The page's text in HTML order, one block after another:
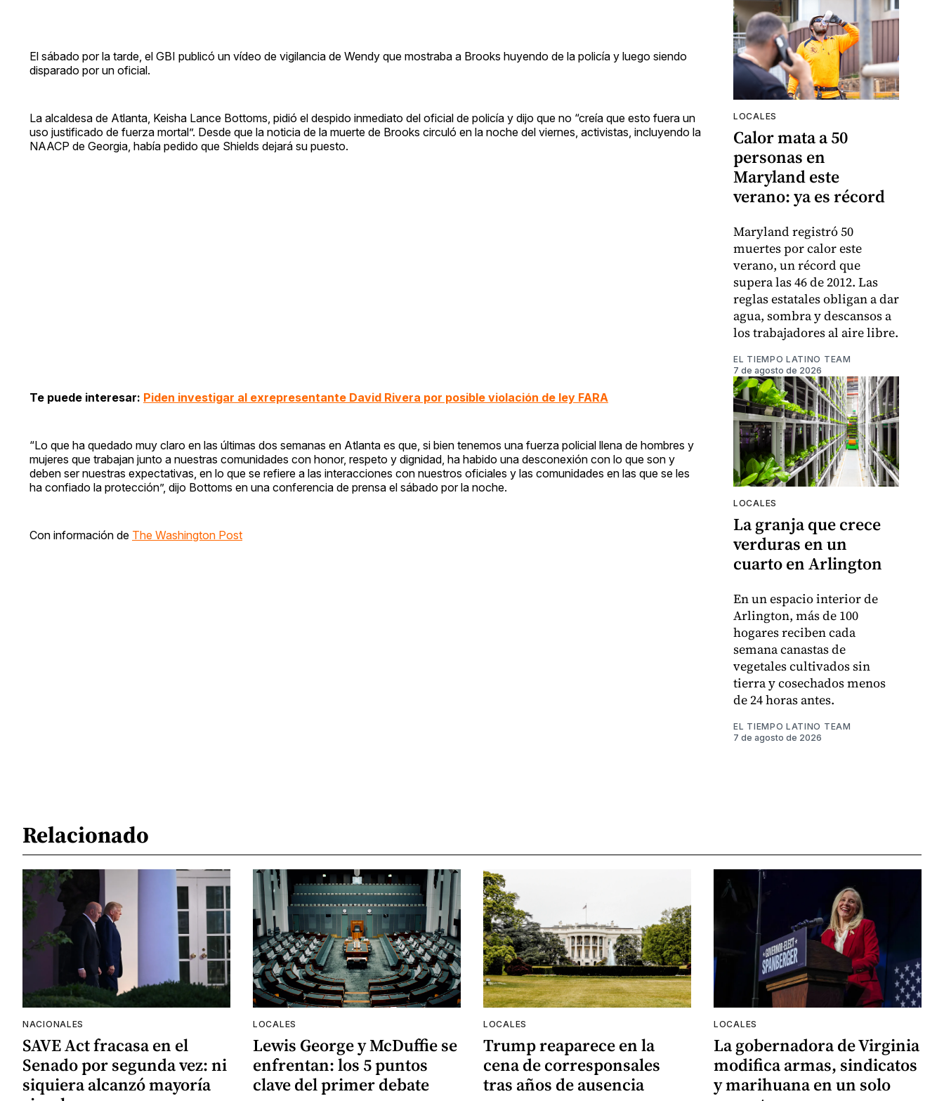
El sábado por la tarde, el GBI publicó un vídeo de vigilancia de Wendy que mostraba a Brooks huyendo de la policía y luego siendo
disparado por un oficial.
La alcaldesa de Atlanta, Keisha Lance Bottoms, pidió el despido inmediato del oficial de policía y dijo que no “creía que esto fuera un
uso justificado de fuerza mortal”. Desde que la noticia de la muerte de Brooks circuló en la noche del viernes, activistas, incluyendo la
NAACP de Georgia, había pedido que Shields dejará su puesto.
Te puede interesar: Piden investigar al exrepresentante David Rivera por posible violación de ley FARA
“Lo que ha quedado muy claro en las últimas dos semanas en Atlanta es que, si bien tenemos una fuerza policial llena de hombres y
mujeres que trabajan junto a nuestras comunidades con honor, respeto y dignidad, ha habido una desconexión con lo que son y
deben ser nuestras expectativas, en lo que se refiere a las interacciones con nuestros oficiales y las comunidades en las que se les
ha confiado la protección”, dijo Bottoms en una conferencia de prensa el sábado por la noche.
Con información de The Washington Post
LOCALES
Calor mata a 50
personas en
Maryland este
verano: ya es récord
Maryland registró 50
muertes por calor este
verano, un récord que
supera las 46 de 2012. Las
reglas estatales obligan a dar
agua, sombra y descansos a
los trabajadores al aire libre.
EL TIEMPO LATINO TEAM
7 de agosto de 2026
LOCALES
La granja que crece
verduras en un
cuarto en Arlington
En un espacio interior de
Arlington, más de 100
hogares reciben cada
semana canastas de
vegetales cultivados sin
tierra y cosechados menos
de 24 horas antes.
EL TIEMPO LATINO TEAM
7 de agosto de 2026
Relacionado
NACIONALES
SAVE Act fracasa en el
Senado por segunda vez: ni
siquiera alcanzó mayoría
LOCALES
Lewis George y McDuffie se
enfrentan: los 5 puntos
clave del primer debate
LOCALES
Trump reaparece en la
cena de corresponsales
tras años de ausencia
LOCALES
La gobernadora de Virginia
modifica armas, sindicatos
y marihuana en un solo